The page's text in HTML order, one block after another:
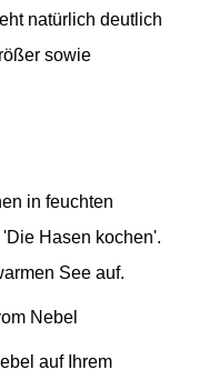
natürlich deutlich
sowie
in feuchten
Hasen kochen'.
See auf.
auf Ihrem